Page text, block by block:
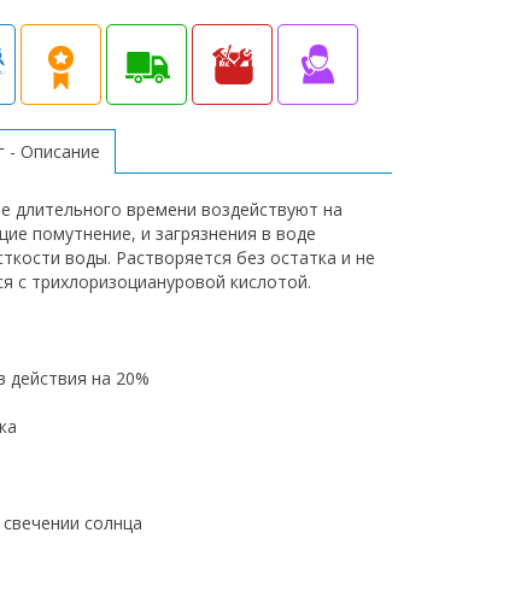
- Описание
длительного времени воздействуют на
помутнение, и загрязнения в воде
воды. Растворяется без остатка и не
с трихлоризоциануровой кислотой.
действия на 20%
солнца